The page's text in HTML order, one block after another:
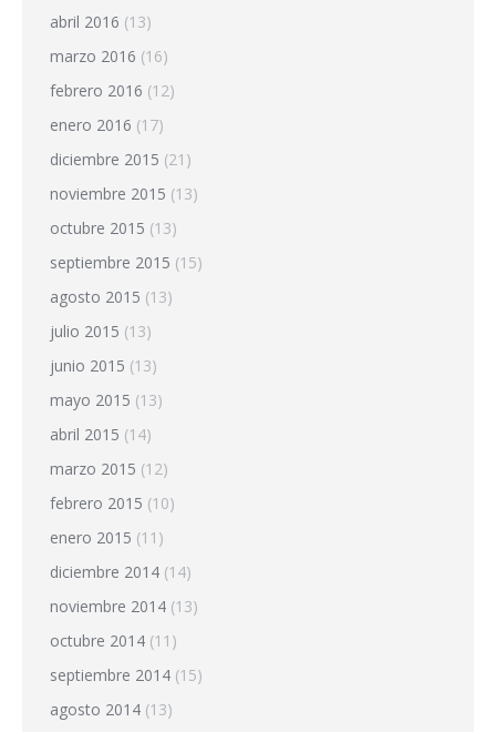
abril 2016 (13)
marzo 2016 (16)
febrero 2016 (12)
enero 2016 (17)
diciembre 2015 (21)
noviembre 2015 (13)
octubre 2015 (13)
septiembre 2015 (15)
agosto 2015 (13)
julio 2015 (13)
junio 2015 (13)
mayo 2015 (13)
abril 2015 (14)
marzo 2015 (12)
febrero 2015 (10)
enero 2015 (11)
diciembre 2014 (14)
noviembre 2014 (13)
octubre 2014 (11)
septiembre 2014 (15)
agosto 2014 (13)